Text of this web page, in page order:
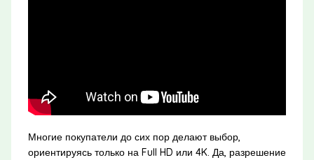
Многие покупатели до сих пор делают выбор,
ориентируясь только на Full HD или 4K. Да, разрешение